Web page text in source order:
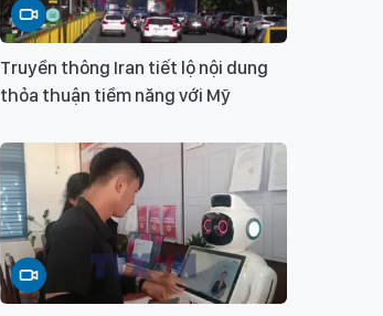
Truyền thông Iran tiết lộ nội dung
thỏa thuận tiềm năng với Mỹ